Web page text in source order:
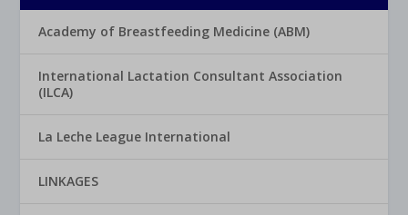
Academy of Breastfeeding Medicine (ABM)
International Lactation Consultant Association
(ILCA)
La Leche League International
LINKAGES